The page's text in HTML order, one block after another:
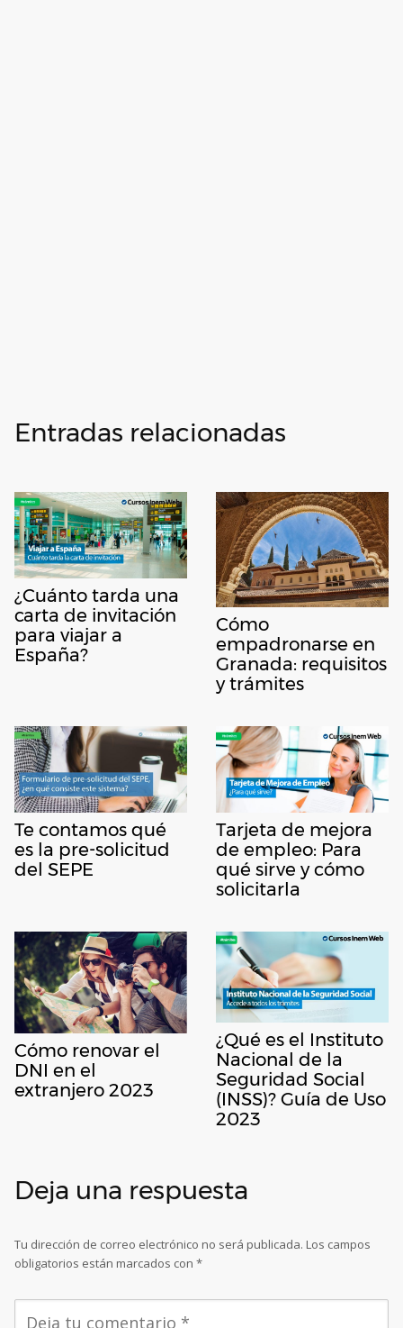
Entradas relacionadas
¿Cuánto tarda una
carta de invitación
para viajar a
España?
Cómo
empadronarse en
Granada: requisitos
y trámites
Te contamos qué
es la pre-solicitud
del SEPE
Tarjeta de mejora
de empleo: Para
qué sirve y cómo
solicitarla
Cómo renovar el
DNI en el
extranjero 2023
¿Qué es el Instituto
Nacional de la
Seguridad Social
(INSS)? Guía de Uso
2023
Deja una respuesta
Tu dirección de correo electrónico no será publicada. Los campos
obligatorios están marcados con *